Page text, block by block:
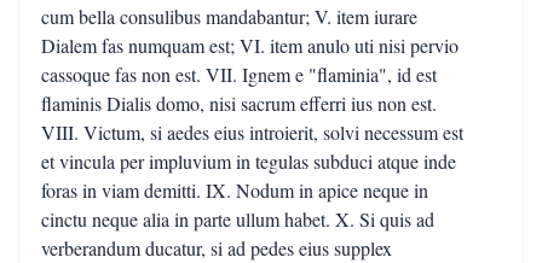
cum bella consulibus mandabantur; V. item iurare
Dialem fas numquam est; VI. item anulo uti nisi pervio
cassoque fas non est. VII. Ignem e "flaminia", id est
flaminis Dialis domo, nisi sacrum efferri ius non est.
VIII. Victum, si aedes eius introierit, solvi necessum est
et vincula per impluvium in tegulas subduci atque inde
foras in viam demitti. IX. Nodum in apice neque in
cinctu neque alia in parte ullum habet. X. Si quis ad
verberandum ducatur, si ad pedes eius supplex